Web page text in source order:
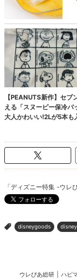
「ディズニー特集 -ウレ
> disneygoods
ウレぴあ総研 ハピ